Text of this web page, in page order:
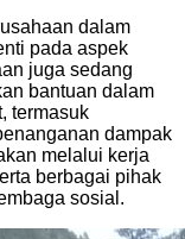
dalam
pada aspek
juga sedang
bantuan dalam
termasuk
dampak
melalui kerja
berbagai pihak
sosial.